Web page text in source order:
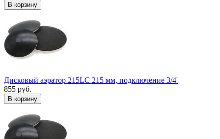
В корзину
Дисковый аэратор 215LC 215 мм, подключение 3/4'
855 руб.
В корзину